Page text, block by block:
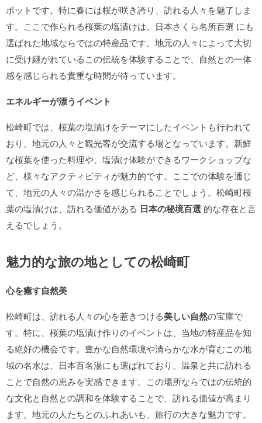
ポットです。特に春には桜が咲き誇り、訪れる人々を魅了しま
す。ここで作られる桜葉の塩漬けは、日本さくら名所百選 にも
選ばれた地域ならではの特産品です。地元の人々によって大切
に受け継がれているこの伝統を体験することで、自然との一体
感を感じられる貴重な時間が待っています。
エネルギーが漂うイベント
松崎町では、桜葉の塩漬けをテーマにしたイベントも行われて
おり、地元の人々と観光客が交流する場となっています。新鮮
な桜葉を使った料理や、塩漬け体験ができるワークショップな
ど、様々なアクティビティが魅力的です。ここでの体験を通じ
て、地元の人々の温かさを感じられることでしょう。松崎町桜
葉の塩漬けは、訪れる価値がある 日本の秘境百選 的な存在と言
えるでしょう。
魅力的な旅の地としての松崎町
心を癒す自然美
松崎町は、訪れる人々の心を惹きつける美しい自然の宝庫で
す。特に、桜葉の塩漬け作りのイベントは、当地の特産品を知
る絶好の機会です。豊かな自然環境や清らかな水が育むこの地
域の名水は、日本百名湯にも選ばれており、温泉と共に訪れる
ことで自然の恵みを実感できます。この場所ならではの伝統的
な文化と自然との調和を体験することで、訪れる価値が高まり
ます。地元の人たちとのふれあいも、旅行の大きな魅力です。